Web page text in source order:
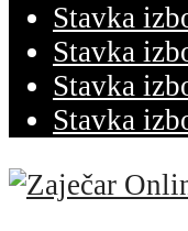
Stavka
Stavka
Stavka
Stavka